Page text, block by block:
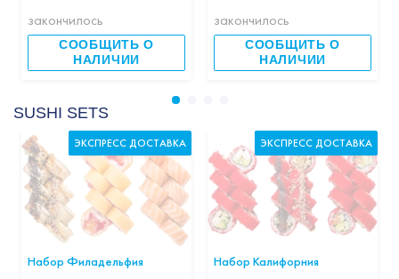
закончилось
СООБЩИТЬ О
НАЛИЧИИ
закончилось
СООБЩИТЬ О
НАЛИЧИИ
SUSHI SETS
Набор Филадельфия
ЭКСПРЕСС ДОСТАВКА
Набор Калифорния
ЭКСПРЕСС ДОСТАВКА